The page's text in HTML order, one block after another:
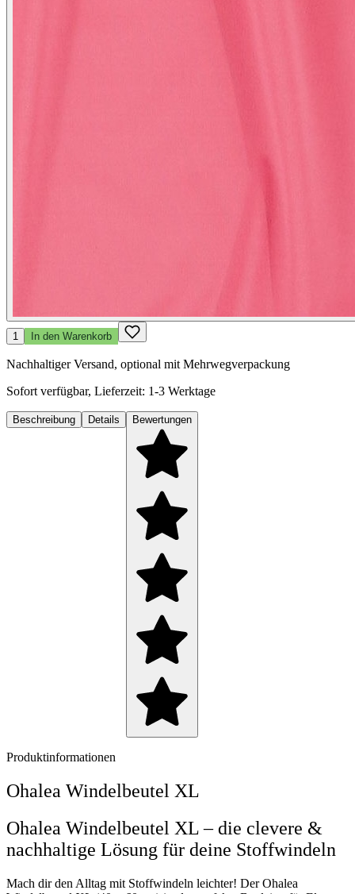
1 In den Warenkorb
Nachhaltiger Versand, optional mit Mehrwegverpackung
Sofort verfügbar, Lieferzeit: 1-3 Werktage
Beschreibung Details Bewertungen
Produktinformationen
Ohalea Windelbeutel XL
Ohalea Windelbeutel XL – die clevere &
nachhaltige Lösung für deine Stoffwindeln
Mach dir den Alltag mit Stoffwindeln leichter! Der Ohalea